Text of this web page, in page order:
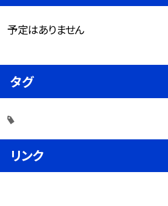
予定はありません
タグ
リンク